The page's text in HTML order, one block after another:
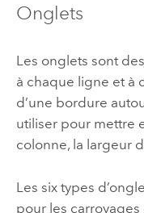
Onglets
Les onglets sont
à chaque ligne et à
d’une bordure
utiliser pour mettre
colonne, la largeur
Les six types
pour les